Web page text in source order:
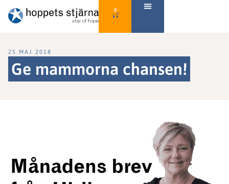
0
25 MAJ 2018
Ge mammorna chansen!